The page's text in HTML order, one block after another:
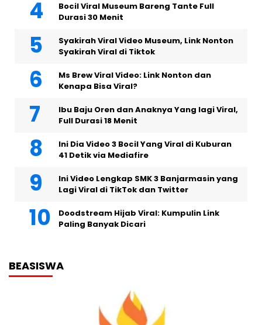
Bocil Viral Museum Bareng Tante Full
Durasi 30 Menit
Syakirah Viral Video Museum, Link Nonton
Syakirah Viral di Tiktok
Ms Brew Viral Video: Link Nonton dan
Kenapa Bisa Viral?
Ibu Baju Oren dan Anaknya Yang lagi Viral,
Full Durasi 18 Menit
Ini Dia Video 3 Bocil Yang Viral di Kuburan
41 Detik via Mediafire
Ini Video Lengkap SMK 3 Banjarmasin yang
Lagi Viral di TikTok dan Twitter
Doodstream Hijab Viral: Kumpulin Link
Paling Banyak Dicari
BEASISWA